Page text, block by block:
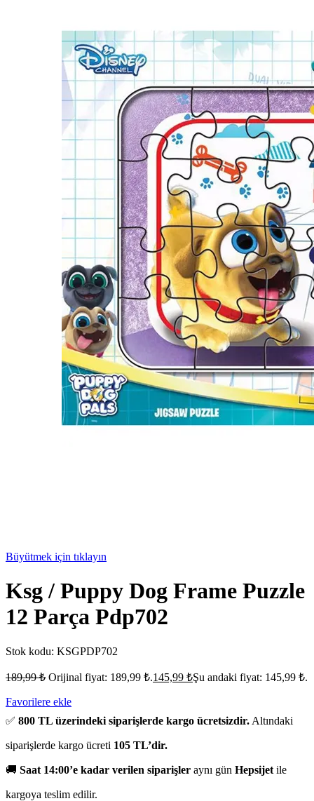
Büyütmek için tıklayın
Ksg / Puppy Dog Frame Puzzle
12 Parça Pdp702
Stok kodu: KSGPDP702
189,99₺ Orijinal fiyat: 189,99 ₺.145,99 ₺Şu andaki fiyat: 145,99 ₺.
Favorilere ekle
✅ 800 TL üzerindeki siparişlerde kargo ücretsizdir. Altındaki
siparişlerde kargo ücreti 105 TL’dir.
🚚 Saat 14:00’e kadar verilen siparişler aynı gün Hepsijet ile
kargoya teslim edilir.